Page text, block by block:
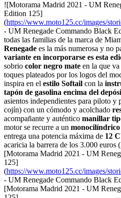
![Motorama Madrid 2021 - UM
Edition 125]
(https://www.moto125.cc/images/
- UM Renegade Commando Black
todas las familias de la marca de
Renegade es la más numerosa y no
variante en incorporarse es esta
sobrio color negro mate en la que
toques plateados por los logos del
inspira en el estilo Softail con la
tapón de gasolina encima del
asientos independientes para piloto y
cojín) con un cómodo y acolchado
acompañante y auténtico manillar
motor se recurre a un
entrega una potencia máxima de 12
acaricia la barrera de los 3.000 euros (
[Motorama Madrid 2021 - UM
125]
(https://www.moto125.cc/images/
- UM Renegade Commando Black
[Motorama Madrid 2021 - UM